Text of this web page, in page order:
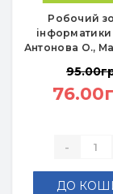
Робочий
інформатики
Антонова О.,
-
ДО